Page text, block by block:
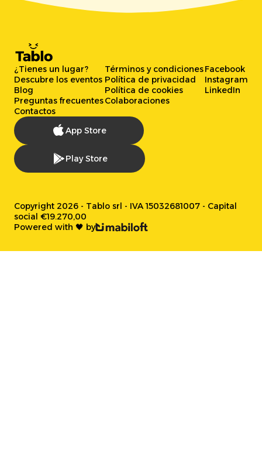
¿Tienes un lugar?
Descubre los eventos
Blog
Preguntas frecuentes
Contactos
Términos y condiciones
Política de privacidad
Política de cookies
Colaboraciones
Facebook
Instagram
LinkedIn
App Store
Play Store
Copyright 2026 - Tablo srl - IVA 15032681007 - Capital
social €19.270,00
Powered with 🖤 by